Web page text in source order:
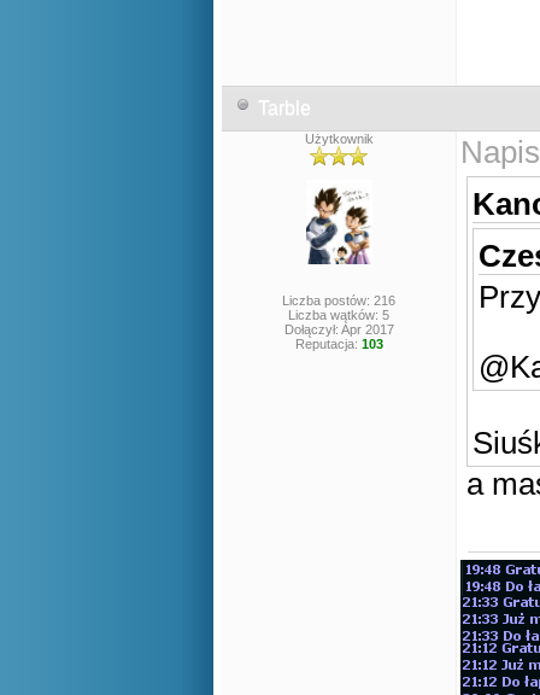
Tarble
Użytkownik
Liczba postów: 216
Liczba wątków: 5
Dołączył: Apr 2017
Reputacja: 103
a